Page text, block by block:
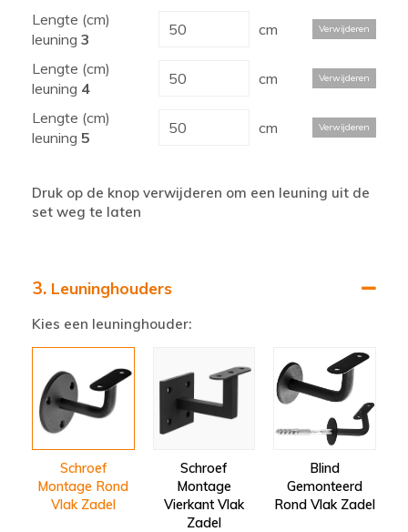
Lengte (cm)
leuning 3
cm Verwijderen
Lengte (cm)
leuning 4
cm Verwijderen
Lengte (cm)
leuning 5
cm Verwijderen
Druk op de knop verwijderen om een leuning uit de
set weg te laten
3. Leuninghouders
Kies een leuninghouder:
Schroef
Montage Rond
Vlak Zadel
Schroef
Montage
Vierkant Vlak
Zadel
Blind
Gemonteerd
Rond Vlak Zadel